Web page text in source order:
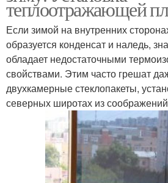
теплоотражающей
Если зимой на внутренних
образуется конденсат и наледь,
обладает недостаточными
свойствами. Этим часто грешат
двухкамерные стеклопакеты,
северных широтах из